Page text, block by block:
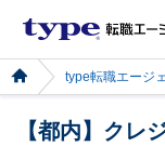
type転職エージ
【都内】クレ